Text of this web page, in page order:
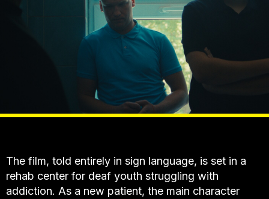
The film, told entirely in sign language, is set in a
rehab center for deaf youth struggling with
addiction. As a new patient, the main character